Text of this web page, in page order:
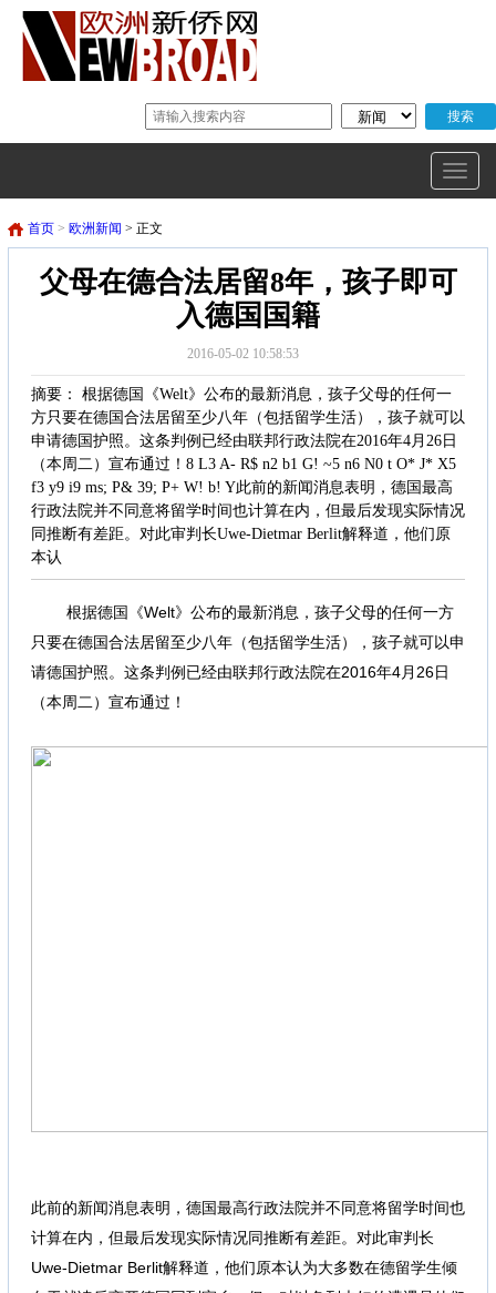
首页 > 欧洲新闻 > 正文
父母在德合法居留8年，孩子即可
入德国国籍
2016-05-02 10:58:53
摘要： 根据德国《Welt》公布的最新消息，孩子父母的任何一
方只要在德国合法居留至少八年（包括留学生活），孩子就可以
申请德国护照。这条判例已经由联邦行政法院在2016年4月26日
（本周二）宣布通过！8 L3 A- R$ n2 b1 G! ~5 n6 N0 t O* J* X5
f3 y9 i9 ms; P& 39; P+ W! b! Y此前的新闻消息表明，德国最高
行政法院并不同意将留学时间也计算在内，但最后发现实际情况
同推断有差距。对此审判长Uwe-Dietmar Berlit解释道，他们原
本认
根据德国《Welt》公布的最新消息，孩子父母的任何一方
只要在德国合法居留至少八年（包括留学生活），孩子就可以申
请德国护照。这条判例已经由联邦行政法院在2016年4月26日
（本周二）宣布通过！
此前的新闻消息表明，德国最高行政法院并不同意将留学时间也
计算在内，但最后发现实际情况同推断有差距。对此审判长
Uwe-Dietmar Berlit解释道，他们原本认为大多数在德留学生倾